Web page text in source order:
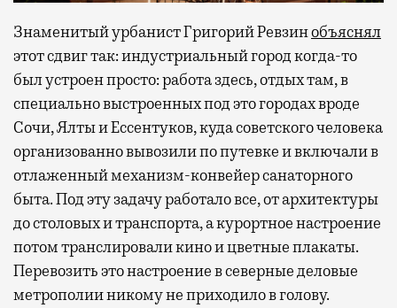
Знаменитый урбанист Григорий Ревзинобъяснял
этот сдвиг так: индустриальный город когда-то
был устроен просто: работа здесь, отдых там, в
специально выстроенных под это городах вроде
Сочи, Ялты и Ессентуков, куда советского человека
организованно вывозили по путевке и включали в
отлаженный механизм-конвейер санаторного
быта. Под эту задачу работало все, от архитектуры
до столовых и транспорта, а курортное настроение
потом транслировали кино и цветные плакаты.
Перевозить это настроение в северные деловые
метрополии никому не приходило в голову.